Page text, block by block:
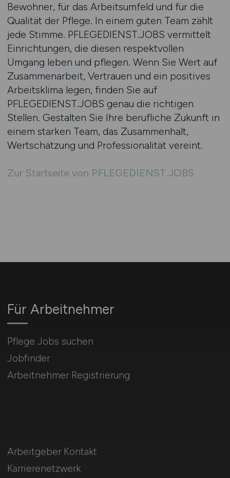
Bewohner, für das Arbeitsumfeld und für die
Qualität der Pflege. In einem guten Team zählt
jede Stimme. PFLEGEDIENST.JOBS vermittelt
Einrichtungen, die diesen respektvollen
Umgang leben und pflegen. Wenn Sie Wert auf
Zusammenarbeit, Vertrauen und ein positives
Arbeitsklima legen, finden Sie auf
PFLEGEDIENST.JOBS genau die richtigen
Stellen. Gestalten Sie Ihre berufliche Zukunft in
einem starken Team, das Zusammenhalt,
Wertschätzung und Professionalität vereint.
Zur Startseite von PFLEGEDIENST.JOBS
Für Arbeitnehmer
Pflege Jobs suchen
Jobfinder
Arbeitnehmer Registrierung
Arbeitgeber Kontakt
Karrierenetzwerk